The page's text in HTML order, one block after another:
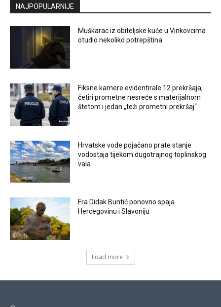
NAJPOPULARNIJE
Muškarac iz obiteljske kuće u Vinkovcima
otuđio nekoliko potrepština
Fiksne kamere evidentirale 12 prekršaja,
četiri prometne nesreće s materijalnom
štetom i jedan „teži prometni prekršaj“
Hrvatske vode pojačano prate stanje
vodostaja tijekom dugotrajnog toplinskog
vala
Fra Didak Buntić ponovno spaja
Hercegovinu i Slavoniju
Load more